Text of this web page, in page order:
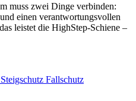
muss zwei Dinge verbinden:
einen verantwortungsvollen
leistet die HighStep-Schiene –